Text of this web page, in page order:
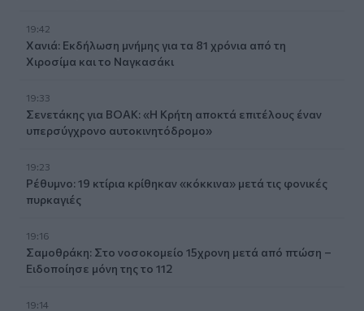
19:42
Χανιά: Εκδήλωση μνήμης για τα 81 χρόνια από τη
Χιροσίμα και το Ναγκασάκι
19:33
Σενετάκης για ΒΟΑΚ: «Η Κρήτη αποκτά επιτέλους έναν
υπερσύγχρονο αυτοκινητόδρομο»
19:23
Ρέθυμνο: 19 κτίρια κρίθηκαν «κόκκινα» μετά τις φονικές
πυρκαγιές
19:16
Σαμοθράκη: Στο νοσοκομείο 15χρονη μετά από πτώση –
Ειδοποίησε μόνη της το 112
19:14